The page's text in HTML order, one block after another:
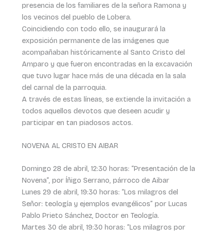
presencia de los familiares de la señora Ramona y
los vecinos del pueblo de Lobera.
Coincidiendo con todo ello, se inaugurará la
exposición permanente de las imágenes que
acompañaban históricamente al Santo Cristo del
Amparo y que fueron encontradas en la excavación
que tuvo lugar hace más de una década en la sala
del carnal de la parroquia.
A través de estas líneas, se extiende la invitación a
todos aquellos devotos que deseen acudir y
participar en tan piadosos actos.
NOVENA AL CRISTO EN AIBAR
Domingo 28 de abril, 12:30 horas: “Presentación de la
Novena”, por Íñigo Serrano, párroco de Aibar
Lunes 29 de abril, 19:30 horas: “Los milagros del
Señor: teología y ejemplos evangélicos” por Lucas
Pablo Prieto Sánchez, Doctor en Teología.
Martes 30 de abril, 19:30 horas: “Los milagros por